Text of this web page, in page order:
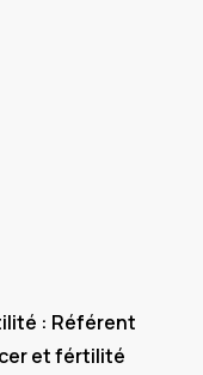
: Référent
et fértilité